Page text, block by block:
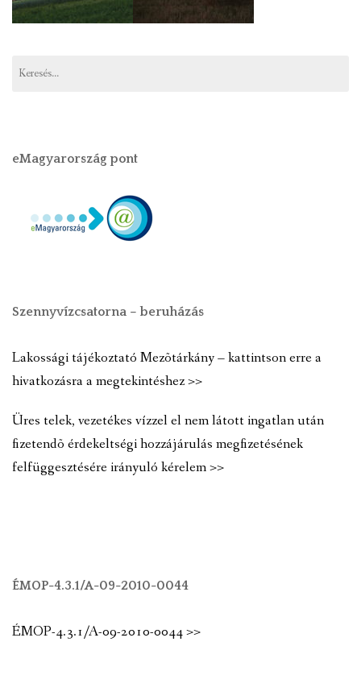
eMagyarország pont
Szennyvízcsatorna – beruházás
Lakossági tájékoztató Mezõtárkány – kattintson erre a
hivatkozásra a megtekintéshez >>
Üres telek, vezetékes vízzel el nem látott ingatlan után
fizetendõ érdekeltségi hozzájárulás megfizetésének
felfüggesztésére irányuló kérelem >>
ÉMOP-4.3.1/A-09-2010-0044
ÉMOP-4.3.1/A-09-2010-0044 >>